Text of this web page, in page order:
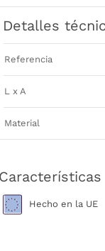
Detalles
Referencia
L x A
Material
Características
Hecho en la UE